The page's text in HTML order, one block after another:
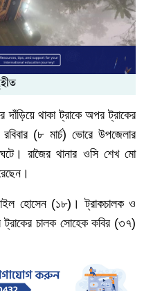
দাঁড়িয়ে থাকা ট্রাকে অপর ট্রাকের
রবিবার(৮ মার্চ) ভোরে উপজেলার
ঘটে। রাজৈর থানার ওসি শেখ মো
হোসেন(১৮) । ট্রাকচালক ও
ট্রাকের চালক সোহেক কবির(৩৭)